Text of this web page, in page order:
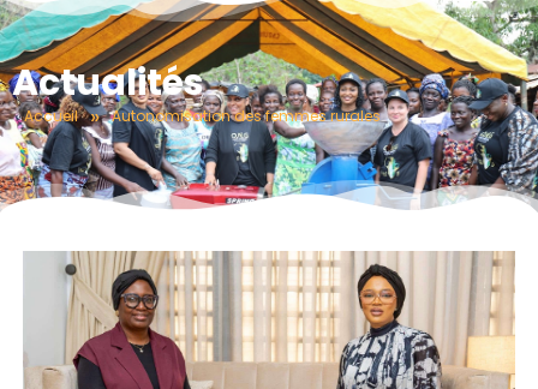
Actualités
Accueil » Autonomisation des femmes rurales